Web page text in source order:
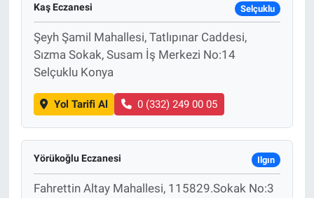
Kaş Eczanesi Selçuklu
Şeyh Şamil Mahallesi, Tatlıpınar Caddesi,
Sızma Sokak, Susam İş Merkezi No:14
Selçuklu Konya
Yol Tarifi Al 0 (332) 249 00 05
Yörükoğlu Eczanesi Ilgın
Fahrettin Altay Mahallesi, 115829.Sokak No:3